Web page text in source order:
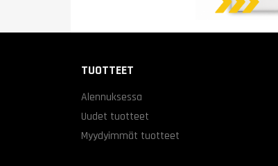
TUOTTEET
Alennuksessa
Uudet tuotteet
Myydyimmät tuotteet